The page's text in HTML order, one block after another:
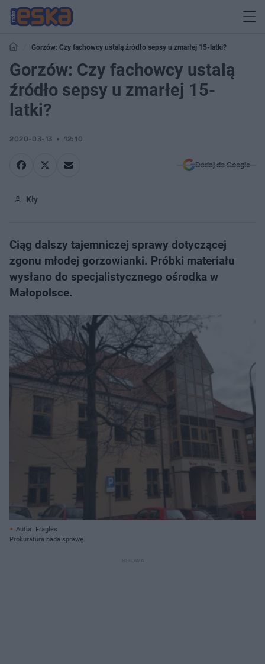
Gorzów: Czy fachowcy ustalą źródło sepsy u zmarłej 15-latki?
Gorzów: Czy fachowcy ustalą
źródło sepsy u zmarłej 15-
latki?
2020-03-13 12:10
Dodaj do Google
Kły
Ciąg dalszy tajemniczej sprawy dotyczącej
zgonu młodej gorzowianki. Próbki materiału
wysłano do specjalistycznego ośrodka w
Małopolsce.
Autor: Fragles
Prokuratura bada sprawę.